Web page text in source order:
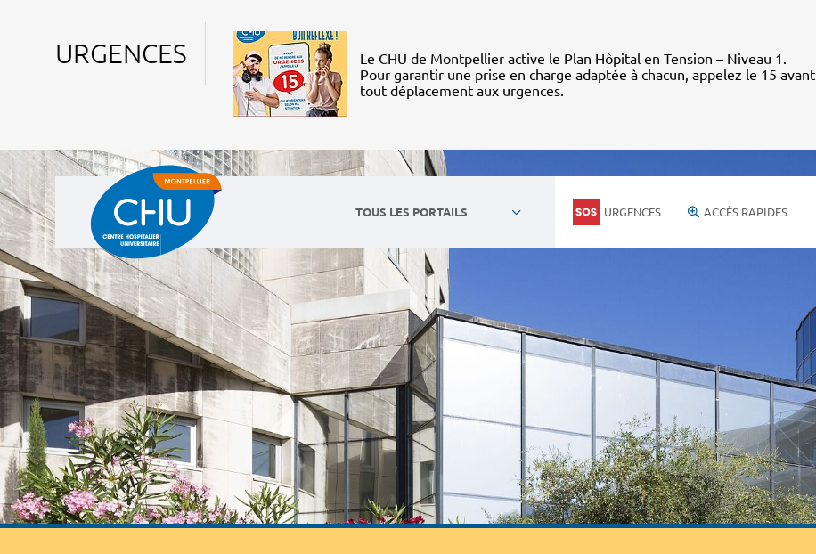
URGENCES
Le CHU de Montpellier active le Plan Hôpital en Tension – Niveau 1.
Pour garantir une prise en charge adaptée à chacun, appelez le 15 avant
tout déplacement aux urgences.
TOUS LES PORTAILS URGENCES ACCÈS RAPIDES